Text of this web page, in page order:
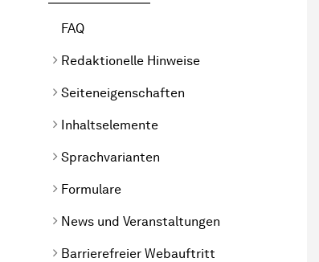
FAQ
Redaktionelle Hinweise
Seiteneigenschaften
Inhaltselemente
Sprachvarianten
Formulare
News und Veranstaltungen
Barrierefreier Webauftritt